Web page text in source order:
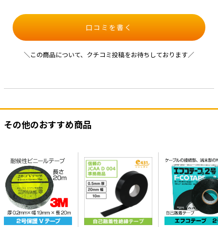
口コミを書く
＼この商品について、クチコミ投稿をお待ちしております／
その他のおすすめ商品